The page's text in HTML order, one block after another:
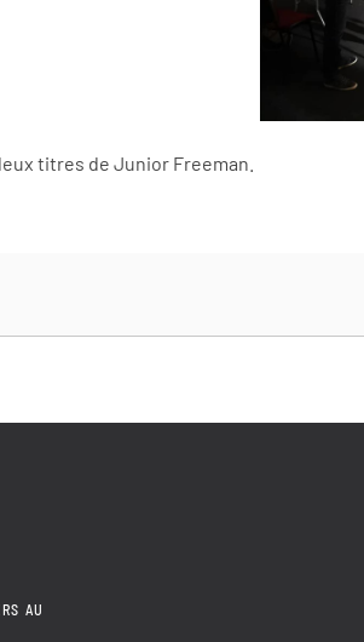
titres de Junior Freeman.
AU